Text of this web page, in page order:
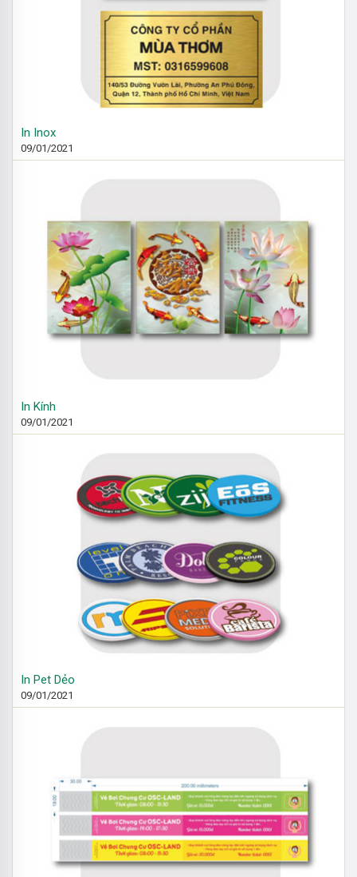
In Inox
09/01/2021
In Kính
09/01/2021
In Pet Dẻo
09/01/2021